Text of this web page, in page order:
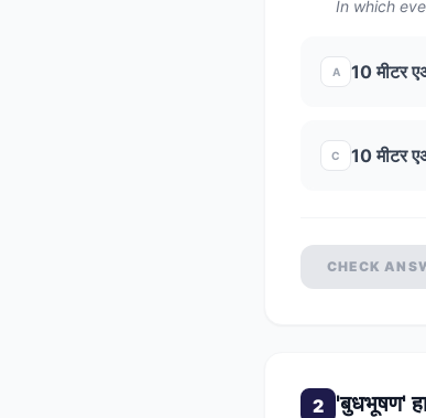
In which
A 10 मीटर
C 10 मीटर
CHECK
2 'बुधभूषण'